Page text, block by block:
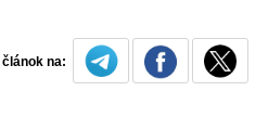
na: